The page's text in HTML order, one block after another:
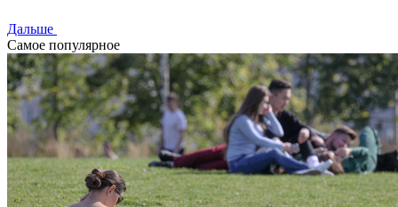
Дальше
Самое популярное